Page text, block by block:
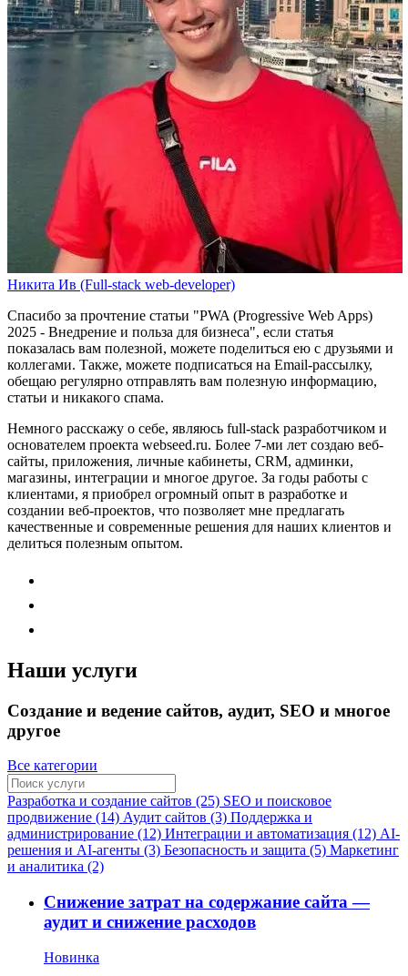
Никита Ив (Full-stack web-developer)
Спасибо за прочтение статьи "PWA (Progressive Web Apps)
2025 - Внедрение и польза для бизнеса", если статья
показалась вам полезной, можете поделиться ею с друзьями и
коллегами. Также, можете подписаться на Email-рассылку,
обещаю регулярно отправлять вам полезную информацию,
статьи и никакого спама.
Немного расскажу о себе, являюсь full-stack разработчиком и
основателем проекта webseed.ru. Более 7-ми лет создаю веб-
сайты, приложения, личные кабинеты, CRM, админки,
магазины, интеграции и многое другое. За годы работы с
клиентами, я приобрел огромный опыт в разработке и
создании веб-проектов, что позволяет мне предлагать
качественные и современные решения для наших клиентов и
делиться полезным опытом.
Наши услуги
Создание и ведение сайтов, аудит, SEO и многое
другое
Все категории
Разработка и создание сайтов (25) SEO и поисковое
продвижение (14) Аудит сайтов (3) Поддержка и
администрирование (12) Интеграции и автоматизация (12) AI-
решения и AI-агенты (3) Безопасность и защита (5) Маркетинг
и аналитика (2)
Снижение затрат на содержание сайта —
аудит и снижение расходов
Новинка